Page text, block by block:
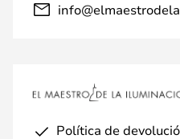
Política de